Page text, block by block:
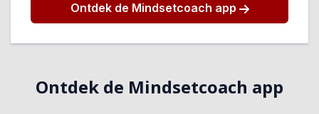
Ontdek de Mindsetcoach app
Ontdek de Mindsetcoach app